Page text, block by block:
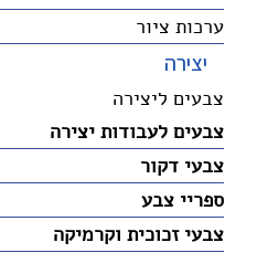
ערכות ציור
יצירה
צבעים ליצירה
צבעים לעבודות יצירה
צבעי דקור
ספריי צבע
צבעי זכוכית וקרמיקה